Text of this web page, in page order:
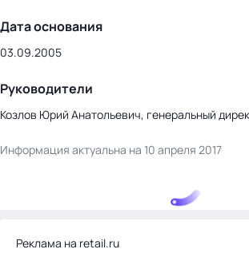
Дата основания
03.09.2005
Руководители
Козлов Юрий Анатольевич, генеральный
Информация актуальна на 10 апреля 2017
Реклама на retail.ru